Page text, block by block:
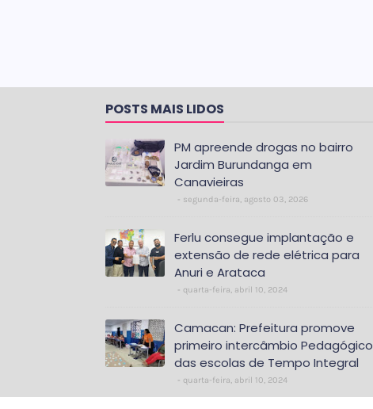
POSTS MAIS LIDOS
PM apreende drogas no bairro
Jardim Burundanga em
Canavieiras
segunda-feira, agosto 03, 2026
Ferlu consegue implantação e
extensão de rede elétrica para
Anuri e Arataca
quarta-feira, abril 10, 2024
Camacan: Prefeitura promove
primeiro intercâmbio Pedagógico
das escolas de Tempo Integral
quarta-feira, abril 10, 2024